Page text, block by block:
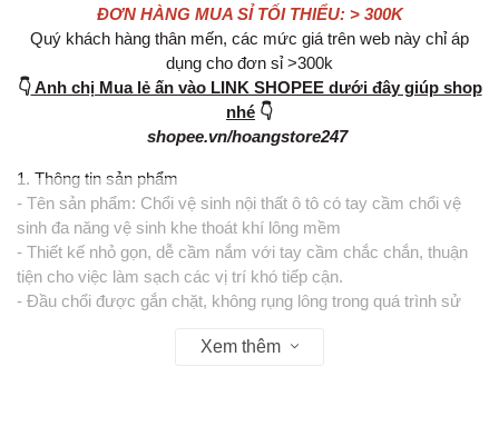
ĐƠN HÀNG MUA SỈ TỐI THIỂU: > 300K
Quý khách hàng thân mến, các mức giá trên web này chỉ áp
dụng cho đơn sỉ >300k
👇Anh chị Mua lẻ ấn vào LINK SHOPEE dưới đây giúp shop
nhé 👇
shopee.vn/hoangstore247
1. Thông tin sản phẩm
- Tên sản phẩm: Chổi vệ sinh nội thất ô tô có tay cầm chổi vệ
sinh đa năng vệ sinh khe thoát khí lông mềm
- Thiết kế nhỏ gọn, dễ cầm nắm với tay cầm chắc chắn, thuận
tiện cho việc làm sạch các vị trí khó tiếp cận.
- Đầu chổi được gắn chặt, không rụng lông trong quá trình sử
- Kích thước: 15x10.5cm.Xem thêm